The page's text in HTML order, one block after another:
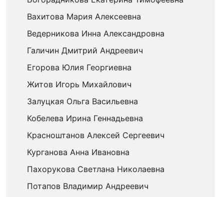
Вахитова Мария Алексеевна
Ведерникова Инна Александровна
Галичин Дмитрий Андреевич
Егорова Юлия Георгиевна
Житов Игорь Михайлович
Залуцкая Ольга Васильевна
Кобелева Ирина Геннадьевна
Красноштанов Алексей Сергеевич
Курганова Анна Ивановна
Пахорукова Светлана Николаевна
Потапов Владимир Андреевич